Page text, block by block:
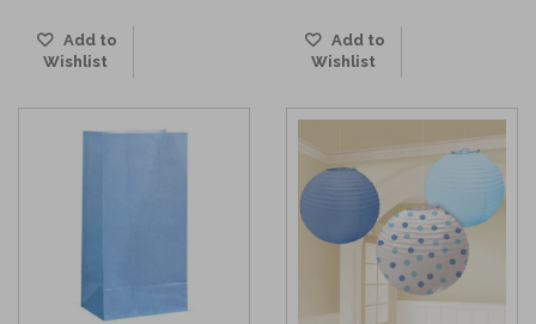
Add to
Wishlist
Add to
Wishlist